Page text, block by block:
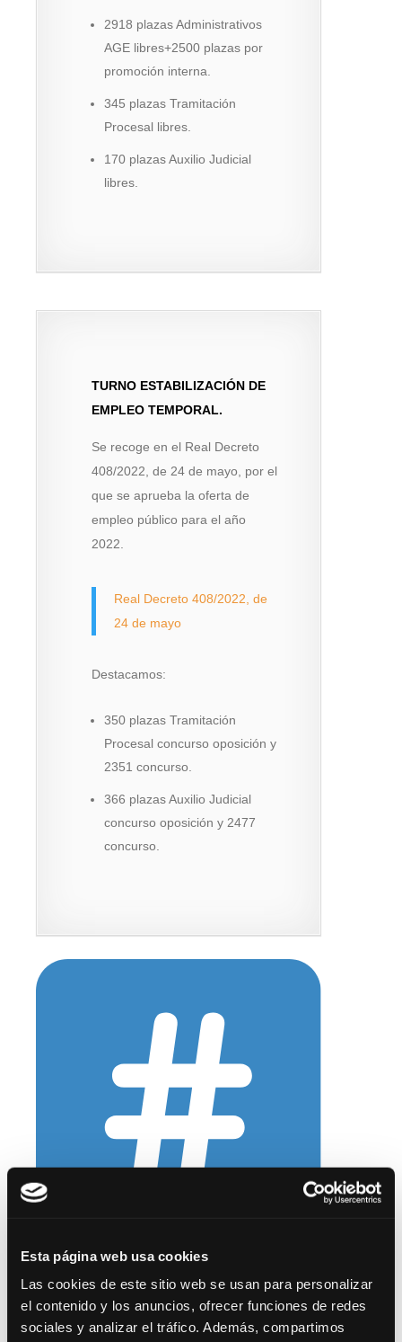
Esta página web usa cookies
Las cookies de este sitio web se usan para personalizar
el contenido y los anuncios, ofrecer funciones de redes
sociales y analizar el tráfico. Además, compartimos
2918 plazas Administrativos
AGE libres+2500 plazas por
promoción interna.
345 plazas Tramitación
Procesal libres.
170 plazas Auxilio Judicial
libres.
TURNO ESTABILIZACIÓN DE
EMPLEO TEMPORAL.
Se recoge en el Real Decreto
408/2022, de 24 de mayo, por el
que se aprueba la oferta de
empleo público para el año
2022.
Real Decreto 408/2022, de
24 de mayo
Destacamos:
350 plazas Tramitación
Procesal concurso oposición y
2351 concurso.
366 plazas Auxilio Judicial
concurso oposición y 2477
concurso.
Si quieres más información sobre esta
oferta o te interesa recibir este tipo de
noticias, pídenoslo más abajo.